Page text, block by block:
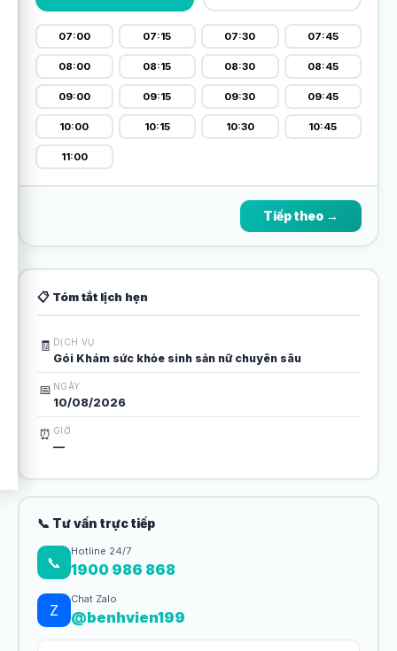
07:00 07:15 07:30 07:45
08:00 08:15 08:30 08:45
09:00 09:15 09:30 09:45
10:00 10:15 10:30 10:45
11:00
Tiếp theo →
📋 Tóm tắt lịch hẹn
🧾 DỊCH VỤ
Gói Khám sức khỏe sinh sản nữ chuyên sâu
📅 NGÀY
10/08/2026
⏰ GIỜ
—
📞 Tư vấn trực tiếp
📞
Hotline 24/7
1900 986 868
Z
Chat Zalo
@benhvien199